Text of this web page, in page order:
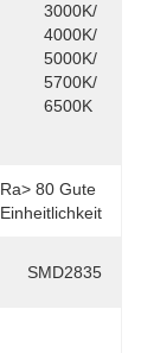
3000K/
4000K/
5000K/
5700K/
6500K
Ra> 80 Gute
Einheitlichkeit
SMD2835